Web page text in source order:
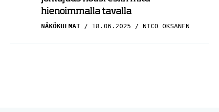
hienoimmalla tavalla
NÄKÖKULMAT 18.06.2025 NICO OKSANEN